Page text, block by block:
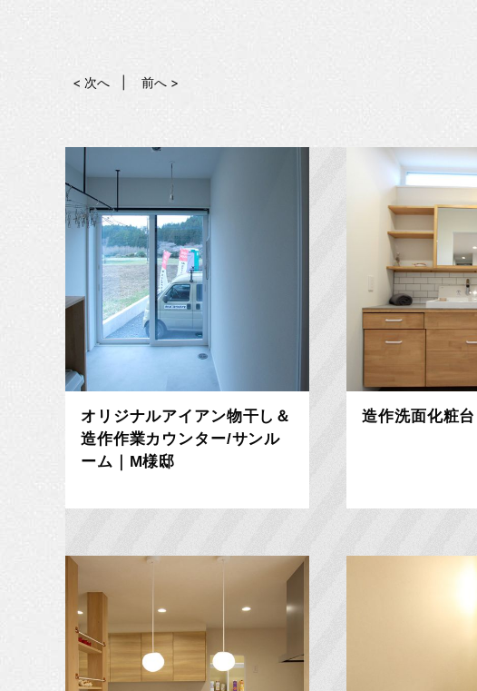
< 次へ 前へ >
オリジナルアイアン物干し＆
造作作業カウンター/サンル
ーム｜M様邸
造作洗面化粧